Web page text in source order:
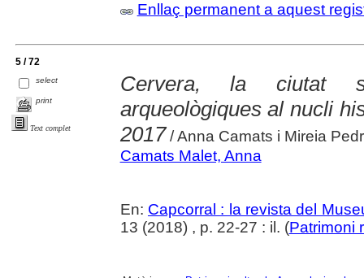
Enllaç permanent a aquest
5 / 72
select
print
Text complet
Cervera, la ciutat
arqueològiques al nucli
2017 / Anna Camats i Mireia
Camats Malet, Anna
En: Capcorral : la revista del
13 (2018) , p. 22-27 : il. (Patrimoni